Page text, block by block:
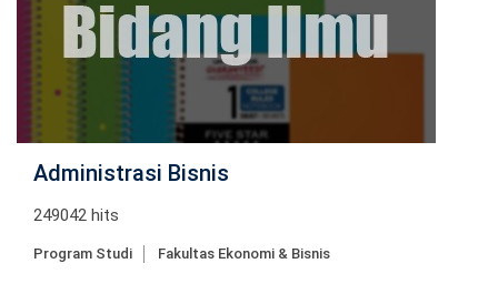
Administrasi Bisnis
249042 hits
Program Studi Fakultas Ekonomi & Bisnis